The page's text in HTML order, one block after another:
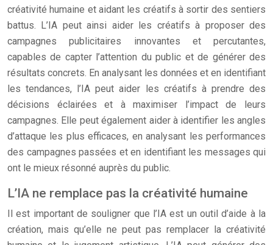
créativité humaine et aidant les créatifs à sortir des sentiers
battus. L’IA peut ainsi aider les créatifs à proposer des
campagnes publicitaires innovantes et percutantes,
capables de capter l’attention du public et de générer des
résultats concrets. En analysant les données et en identifiant
les tendances, l’IA peut aider les créatifs à prendre des
décisions éclairées et à maximiser l’impact de leurs
campagnes. Elle peut également aider à identifier les angles
d’attaque les plus efficaces, en analysant les performances
des campagnes passées et en identifiant les messages qui
ont le mieux résonné auprès du public.
L’IA ne remplace pas la créativité humaine
Il est important de souligner que l’IA est un outil d’aide à la
création, mais qu’elle ne peut pas remplacer la créativité